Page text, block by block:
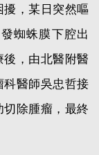
，某日突然嘔
蜘蛛膜下腔出
，由北醫附醫
醫師吳忠哲接
除腫瘤，最終